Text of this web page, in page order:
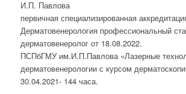
И.П. Павлова
первичная специализированная
Дерматовенерология профессиональный
дерматовенеролог от 18.08.2022.
ПСПбГМУ им.И.П.Павлова «Лазерные
дерматовенерологии с курсом
30.04.2021- 144 часа.